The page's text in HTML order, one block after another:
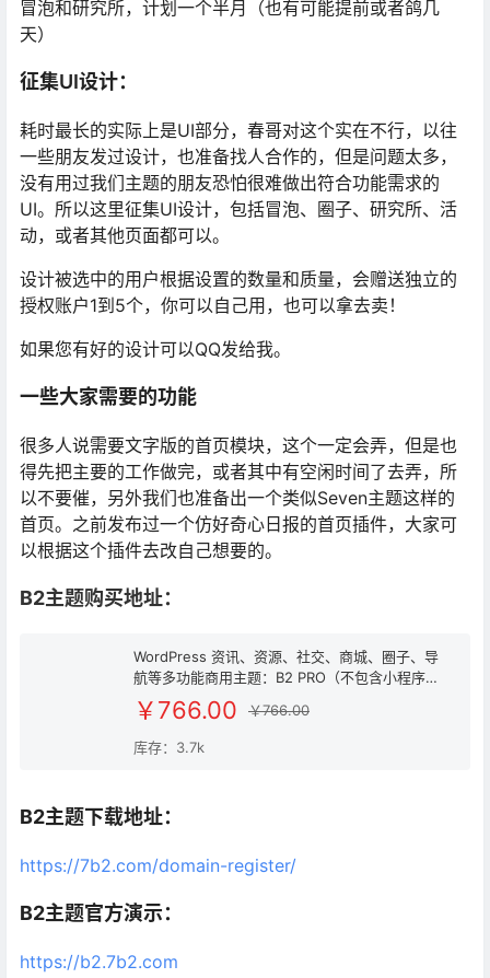
冒泡和研究所，计划一个半月（也有可能提前或者鸽几
天）
征集UI设计：
耗时最长的实际上是UI部分，春哥对这个实在不行，以往
一些朋友发过设计，也准备找人合作的，但是问题太多，
没有用过我们主题的朋友恐怕很难做出符合功能需求的
UI。所以这里征集UI设计，包括冒泡、圈子、研究所、活
动，或者其他页面都可以。
设计被选中的用户根据设置的数量和质量，会赠送独立的
授权账户1到5个，你可以自己用，也可以拿去卖！
如果您有好的设计可以QQ发给我。
一些大家需要的功能
很多人说需要文字版的首页模块，这个一定会弄，但是也
得先把主要的工作做完，或者其中有空闲时间了去弄，所
以不要催，另外我们也准备出一个类似Seven主题这样的
首页。之前发布过一个仿好奇心日报的首页插件，大家可
以根据这个插件去改自己想要的。
B2主题购买地址：
WordPress 资讯、资源、社交、商城、圈子、导
航等多功能商用主题：B2 PRO（不包含小程序和
APP） [出售]
￥766.00 ￥766.00
库存：3.7k
B2主题下载地址：
https://7b2.com/domain-register/
B2主题官方演示：
https://b2.7b2.com